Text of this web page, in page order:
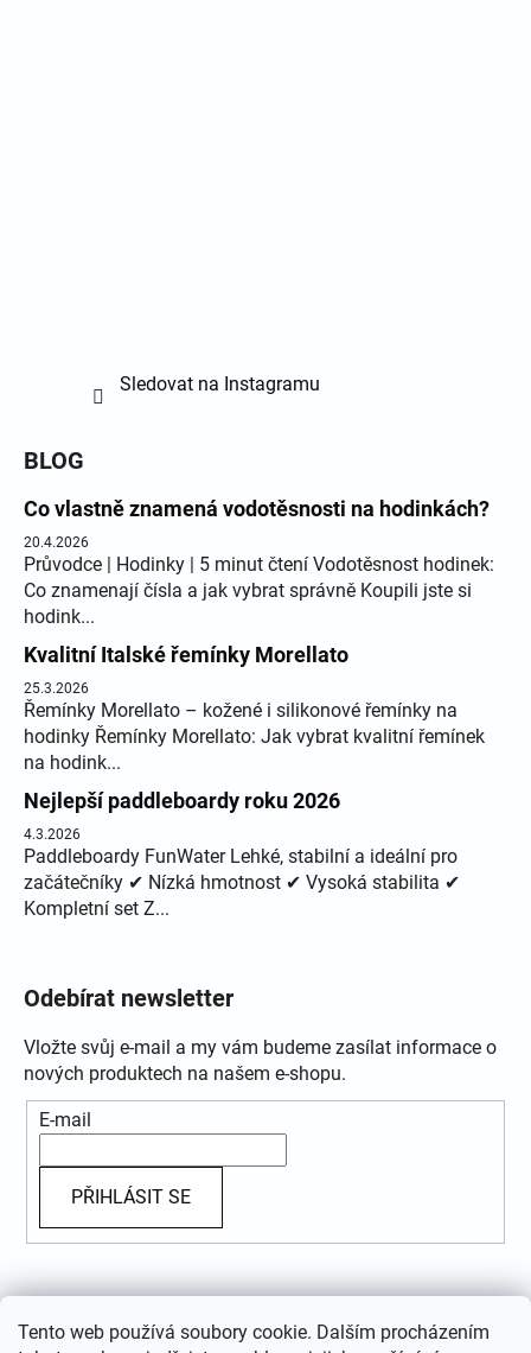
Tento web používá soubory cookie. Dalším procházením
Sledovat na Instagramu
BLOG
Co vlastně znamená vodotěsnosti na hodinkách?
20.4.2026
Průvodce | Hodinky | 5 minut čtení Vodotěsnost hodinek:
Co znamenají čísla a jak vybrat správně Koupili jste si
hodink...
Kvalitní Italské řemínky Morellato
25.3.2026
Řemínky Morellato – kožené i silikonové řemínky na
hodinky Řemínky Morellato: Jak vybrat kvalitní řemínek
na hodink...
Nejlepší paddleboardy roku 2026
4.3.2026
Paddleboardy FunWater Lehké, stabilní a ideální pro
začátečníky ✔ Nízká hmotnost ✔ Vysoká stabilita ✔
Kompletní set Z...
Odebírat newsletter
Vložte svůj e-mail a my vám budeme zasílat informace o
nových produktech na našem e-shopu.
E-mail
PŘIHLÁSIT SE